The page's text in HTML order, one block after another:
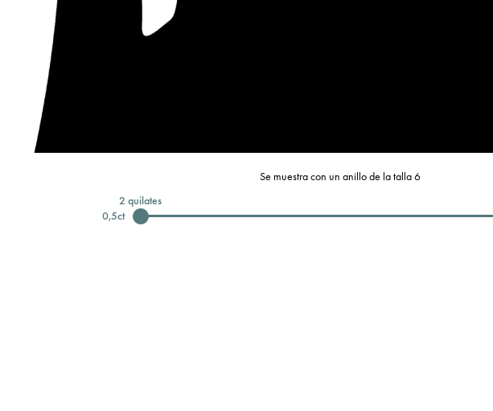
Se muestra con un anillo de la talla 6
0,5ct
2 quilates